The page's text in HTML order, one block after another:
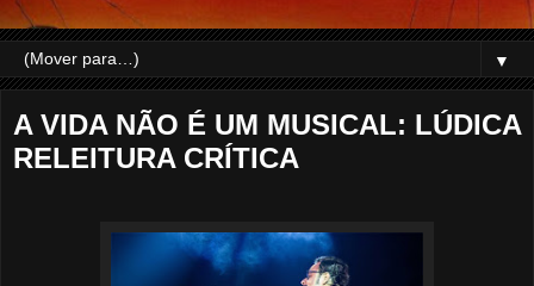
▼
A VIDA NÃO É UM MUSICAL: LÚDICA
RELEITURA CRÍTICA